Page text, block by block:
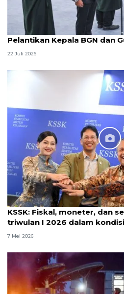
Pelantikan Kepala BGN dan
22 Juli 2026
KSSK: Fiskal, moneter, dan
triwulan I 2026 dalam
7 Mei 2026